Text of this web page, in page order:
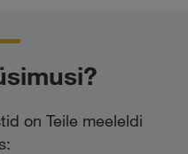
on Teile meeleldi